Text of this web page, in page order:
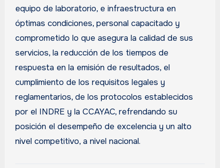
equipo de laboratorio, e infraestructura en
óptimas condiciones, personal capacitado y
comprometido lo que asegura la calidad de sus
servicios, la reducción de los tiempos de
respuesta en la emisión de resultados, el
cumplimiento de los requisitos legales y
reglamentarios, de los protocolos establecidos
por el INDRE y la CCAYAC, refrendando su
posición el desempeño de excelencia y un alto
nivel competitivo, a nivel nacional.